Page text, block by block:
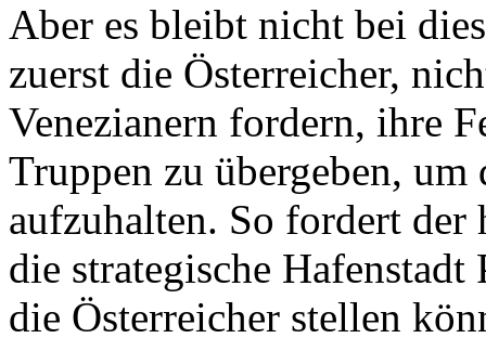
Aber es bleibt nicht bei
zuerst die Österreicher,
Venezianern fordern, ihre
Truppen zu übergeben,
aufzuhalten. So fordert der
die strategische Hafenstadt
die Österreicher stellen